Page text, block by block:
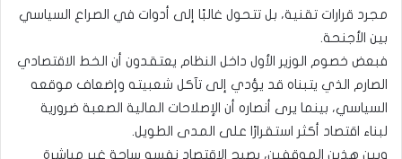
مجرد قرارات تقنية، بل تتحول غالبًا إلى أدوات في الصراع السياسي
بين الأجنحة.
فبعض خصوم الوزير الأول داخل النظام يعتقدون أن الخط الاقتصادي
الصارم الذي يتبناه قد يؤدي إلى تآكل شعبيته وإضعاف موقعه
السياسي، بينما يرى أنصاره أن الإصلاحات المالية الصعبة ضرورية
لبناء اقتصاد أكثر استقرارًا على المدى الطويل.
وبين هذين الموقفين، يصبح الاقتصاد نفسه ساحة غير مباشرة